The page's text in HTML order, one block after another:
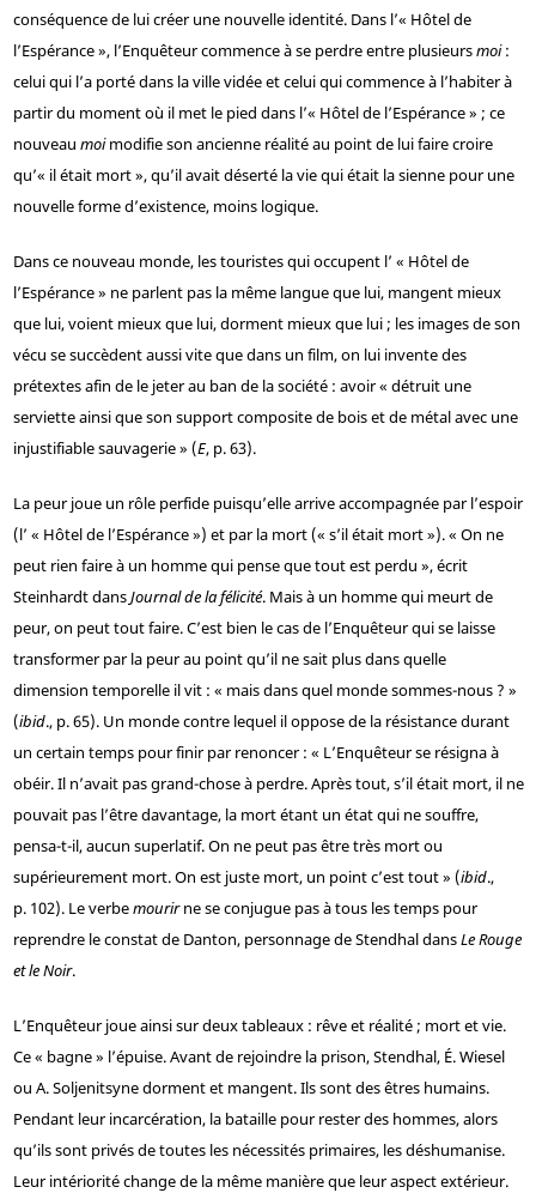
conséquence de lui créer une nouvelle identité. Dans l’« Hôtel de
l’Espérance », l’Enquêteur commence à se perdre entre plusieursmoi:
celui qui l’a porté dans la ville vidée et celui qui commence à l’habiter à
partir du moment où il met le pied dans l’« Hôtel de l’Espérance » ; ce
nouveau moimodifie son ancienne réalité au point de lui faire croire
qu’« il était mort », qu’il avait déserté la vie qui était la sienne pour une
nouvelle forme d’existence, moins logique.
Dans ce nouveau monde, les touristes qui occupent l’ « Hôtel de
l’Espérance » ne parlent pas la même langue que lui, mangent mieux
que lui, voient mieux que lui, dorment mieux que lui ; les images de son
vécu se succèdent aussi vite que dans un film, on lui invente des
prétextes afin de le jeter au ban de la société : avoir « détruit une
serviette ainsi que son support composite de bois et de métal avec une
injustifiable sauvagerie » (E, p. 63).
La peur joue un rôle perfide puisqu’elle arrive accompagnée par l’espoir
(l’ « Hôtel de l’Espérance ») et par la mort (« s’il était mort »). « On ne
peut rien faire à un homme qui pense que tout est perdu », écrit
Steinhardt dansJournal de la félicité. Mais à un homme qui meurt de
peur, on peut tout faire. C’est bien le cas de l’Enquêteur qui se laisse
transformer par la peur au point qu’il ne sait plus dans quelle
dimension temporelle il vit : « mais dans quel monde sommes-nous ? »
(ibid., p. 65). Un monde contre lequel il oppose de la résistance durant
un certain temps pour finir par renoncer : « L’Enquêteur se résigna à
obéir. Il n’avait pas grand-chose à perdre. Après tout, s’il était mort, il ne
pouvait pas l’être davantage, la mort étant un état qui ne souffre,
pensa-t-il, aucun superlatif. On ne peut pas être très mort ou
supérieurement mort. On est juste mort, un point c’est tout » (ibid.,
p. 102). Le verbemourirne se conjugue pas à tous les temps pour
reprendre le constat de Danton, personnage de Stendhal dansLe Rouge
et le Noir.
L’Enquêteur joue ainsi sur deux tableaux : rêve et réalité ; mort et vie.
Ce « bagne » l’épuise. Avant de rejoindre la prison, Stendhal, É. Wiesel
ou A. Soljenitsyne dorment et mangent. Ils sont des êtres humains.
Pendant leur incarcération, la bataille pour rester des hommes, alors
qu’ils sont privés de toutes les nécessités primaires, les déshumanise.
Leur intériorité change de la même manière que leur aspect extérieur.